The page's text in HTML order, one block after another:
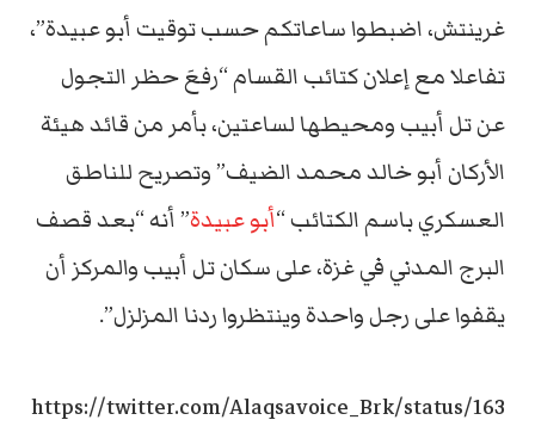
غرينتش، اضبطوا ساعاتكم حسب توقيت أبو عبيدة”،
تفاعلا مع إعلان كتائب القسام “رفعَ حظر التجول
عن تل أبيب ومحيطها لساعتين، بأمر من قائد هيئة
الأركان أبو خالد محمد الضيف” وتصريح للناطق
العسكري باسم الكتائب “أبو عبيدة” أنه “بعد قصف
البرج المدني في غزة، على سكان تل أبيب والمركز أن
يقفوا على رجل واحدة وينتظروا ردنا المزلزل”.
https://twitter.com/Alaqsavoice_Brk/status/163